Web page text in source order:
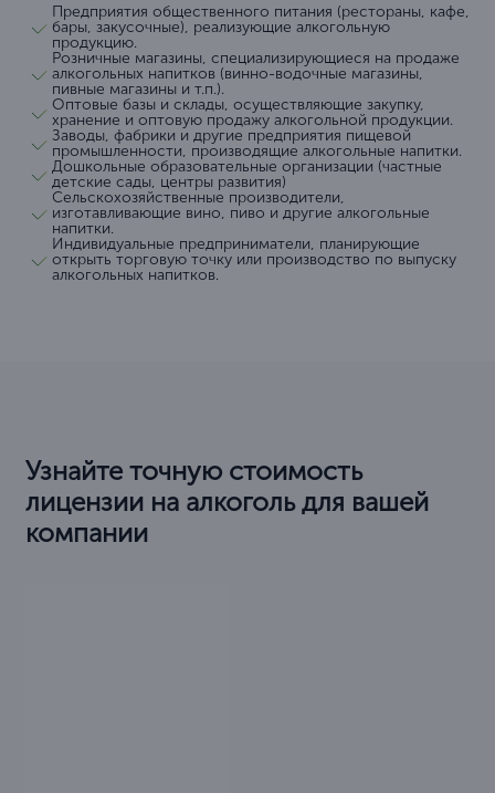
Предприятия общественного питания (рестораны, кафе,
бары, закусочные), реализующие алкогольную
продукцию.
Розничные магазины, специализирующиеся на продаже
алкогольных напитков (винно-водочные магазины,
пивные магазины и т.п.).
Оптовые базы и склады, осуществляющие закупку,
хранение и оптовую продажу алкогольной продукции.
Заводы, фабрики и другие предприятия пищевой
промышленности, производящие алкогольные напитки.
Дошкольные образовательные организации (частные
детские сады, центры развития)
Сельскохозяйственные производители,
изготавливающие вино, пиво и другие алкогольные
напитки.
Индивидуальные предприниматели, планирующие
открыть торговую точку или производство по выпуску
алкогольных напитков.
Узнайте точную стоимость
лицензии на алкоголь для вашей
компании